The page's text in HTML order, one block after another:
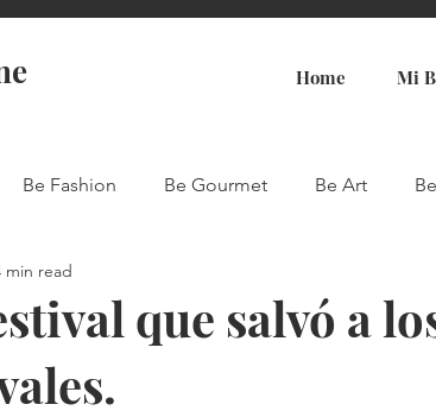
Home Mi
Be Fashion Be Gourmet Be Art
que salvó a
min read